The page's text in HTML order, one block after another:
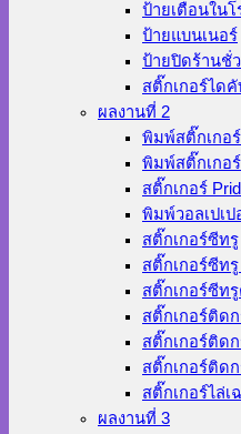
ป้ายเตือนในโ
ป้ายแบนเนอร์
ป้ายปิดร้านชั่
สติ๊กเกอร์ได
ผลงานที่ 2
พิมพ์สติ๊กเกอ
พิมพ์สติ๊กเกอ
สติ๊กเกอร์
พิมพ์วอลเปเป
สติ๊กเกอร์ซีทรู
สติ๊กเกอร์ซีท
สติ๊กเกอร์ซีท
สติ๊กเกอร์ติด
สติ๊กเกอร์ติด
สติ๊กเกอร์ติด
สติ๊กเกอร์ไล่เ
ผลงานที่ 3